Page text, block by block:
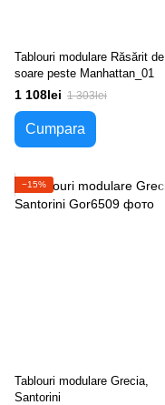
Tablouri modulare Răsărit de
soare peste Manhattan_01
1 108lei 1 303lei
Cumpara
−15%
Tablouri modulare Grecia,
Santorini